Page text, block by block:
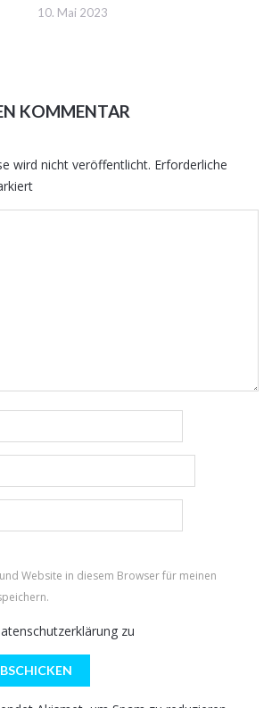
10. Mai 2023
KOMMENTAR
wird nicht veröffentlicht. Erforderliche
Website in diesem Browser für meinen
zu